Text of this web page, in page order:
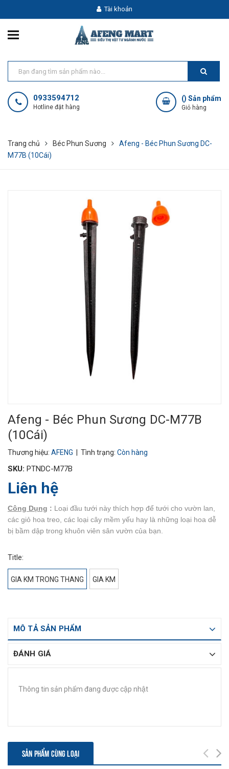
Tài khoản
0933594712
Hotline đặt hàng
() Sản phẩm
Giỏ hàng
Trang chủ Béc Phun Sương
Afeng - Béc Phun Sương DC-
M77B (10Cái)
Afeng - Béc Phun Sương DC-M77B
(10Cái)
Thương hiệu: AFENG | Tình trạng: Còn hàng
SKU: PTNDC-M77B
Liên hệ
Công Dụng : Loại đầu tưới này thích hợp để tưới cho vườn lan,
các giỏ hoa treo, các loại cây mềm yếu hay là những loại hoa dễ
bị bầm dập trong khuôn viên sân vườn của bạn.
Title:
GIA KM TRONG THANG GIA KM
MÔ TẢ SẢN PHẨM
ĐÁNH GIÁ
Thông tin sản phẩm đang được cập nhật
SẢN PHẨM CÙNG LOẠI